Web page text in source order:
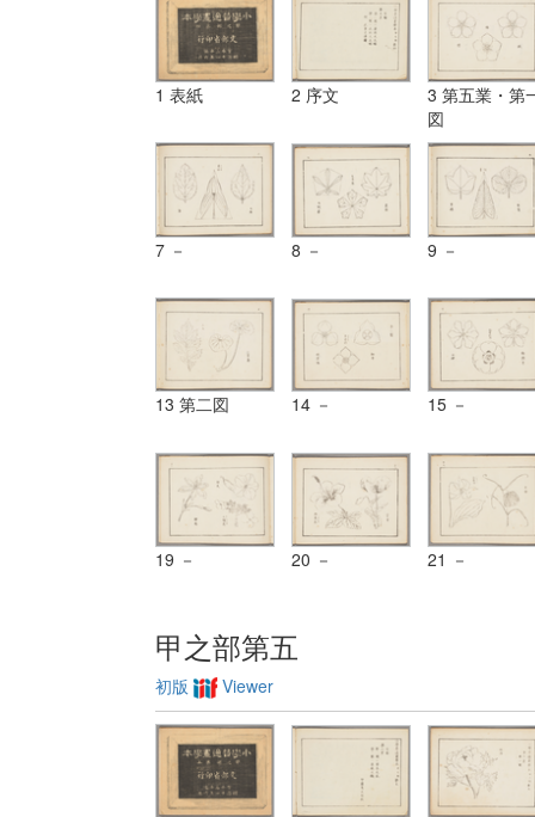
1 表紙 2 序文
3 第五業・第
図
7 － 8 － 9 －
13 第二図 14 － 15 －
19 － 20 － 21 －
甲之部第五
初版 Viewer